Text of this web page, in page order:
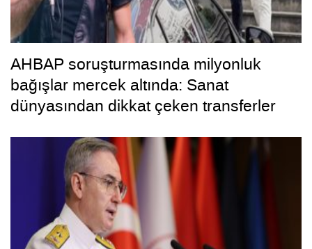
AHBAP soruşturmasında milyonluk
bağışlar mercek altında: Sanat
dünyasından dikkat çeken transferler